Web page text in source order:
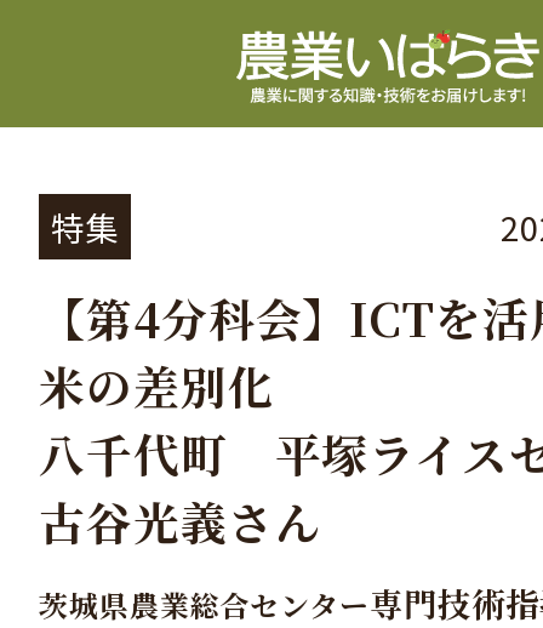
特集
【第4分科会】ICTを
米の差別化
八千代町 平塚ライス
古谷光義さん
茨城県農業総合センター専門技術